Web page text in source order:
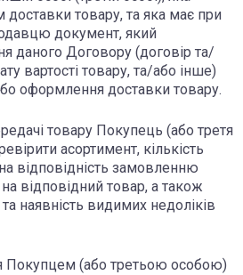
доставки товару, та яка має при
документ, який
даного Договору (договір та/
вартості товару, та/або інше)
оформлення доставки товару.
товару Покупець (або третя
асортимент, кількість
відповідність замовленню
відповідний товар, а також
наявність видимих недоліків
(або третьою особою)